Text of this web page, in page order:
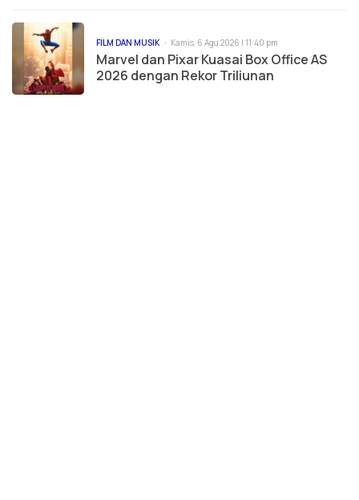
FILM DAN MUSIK Kamis, 6 Agu 2026 | 11:40 pm
Marvel dan Pixar Kuasai Box Office AS
2026 dengan Rekor Triliunan